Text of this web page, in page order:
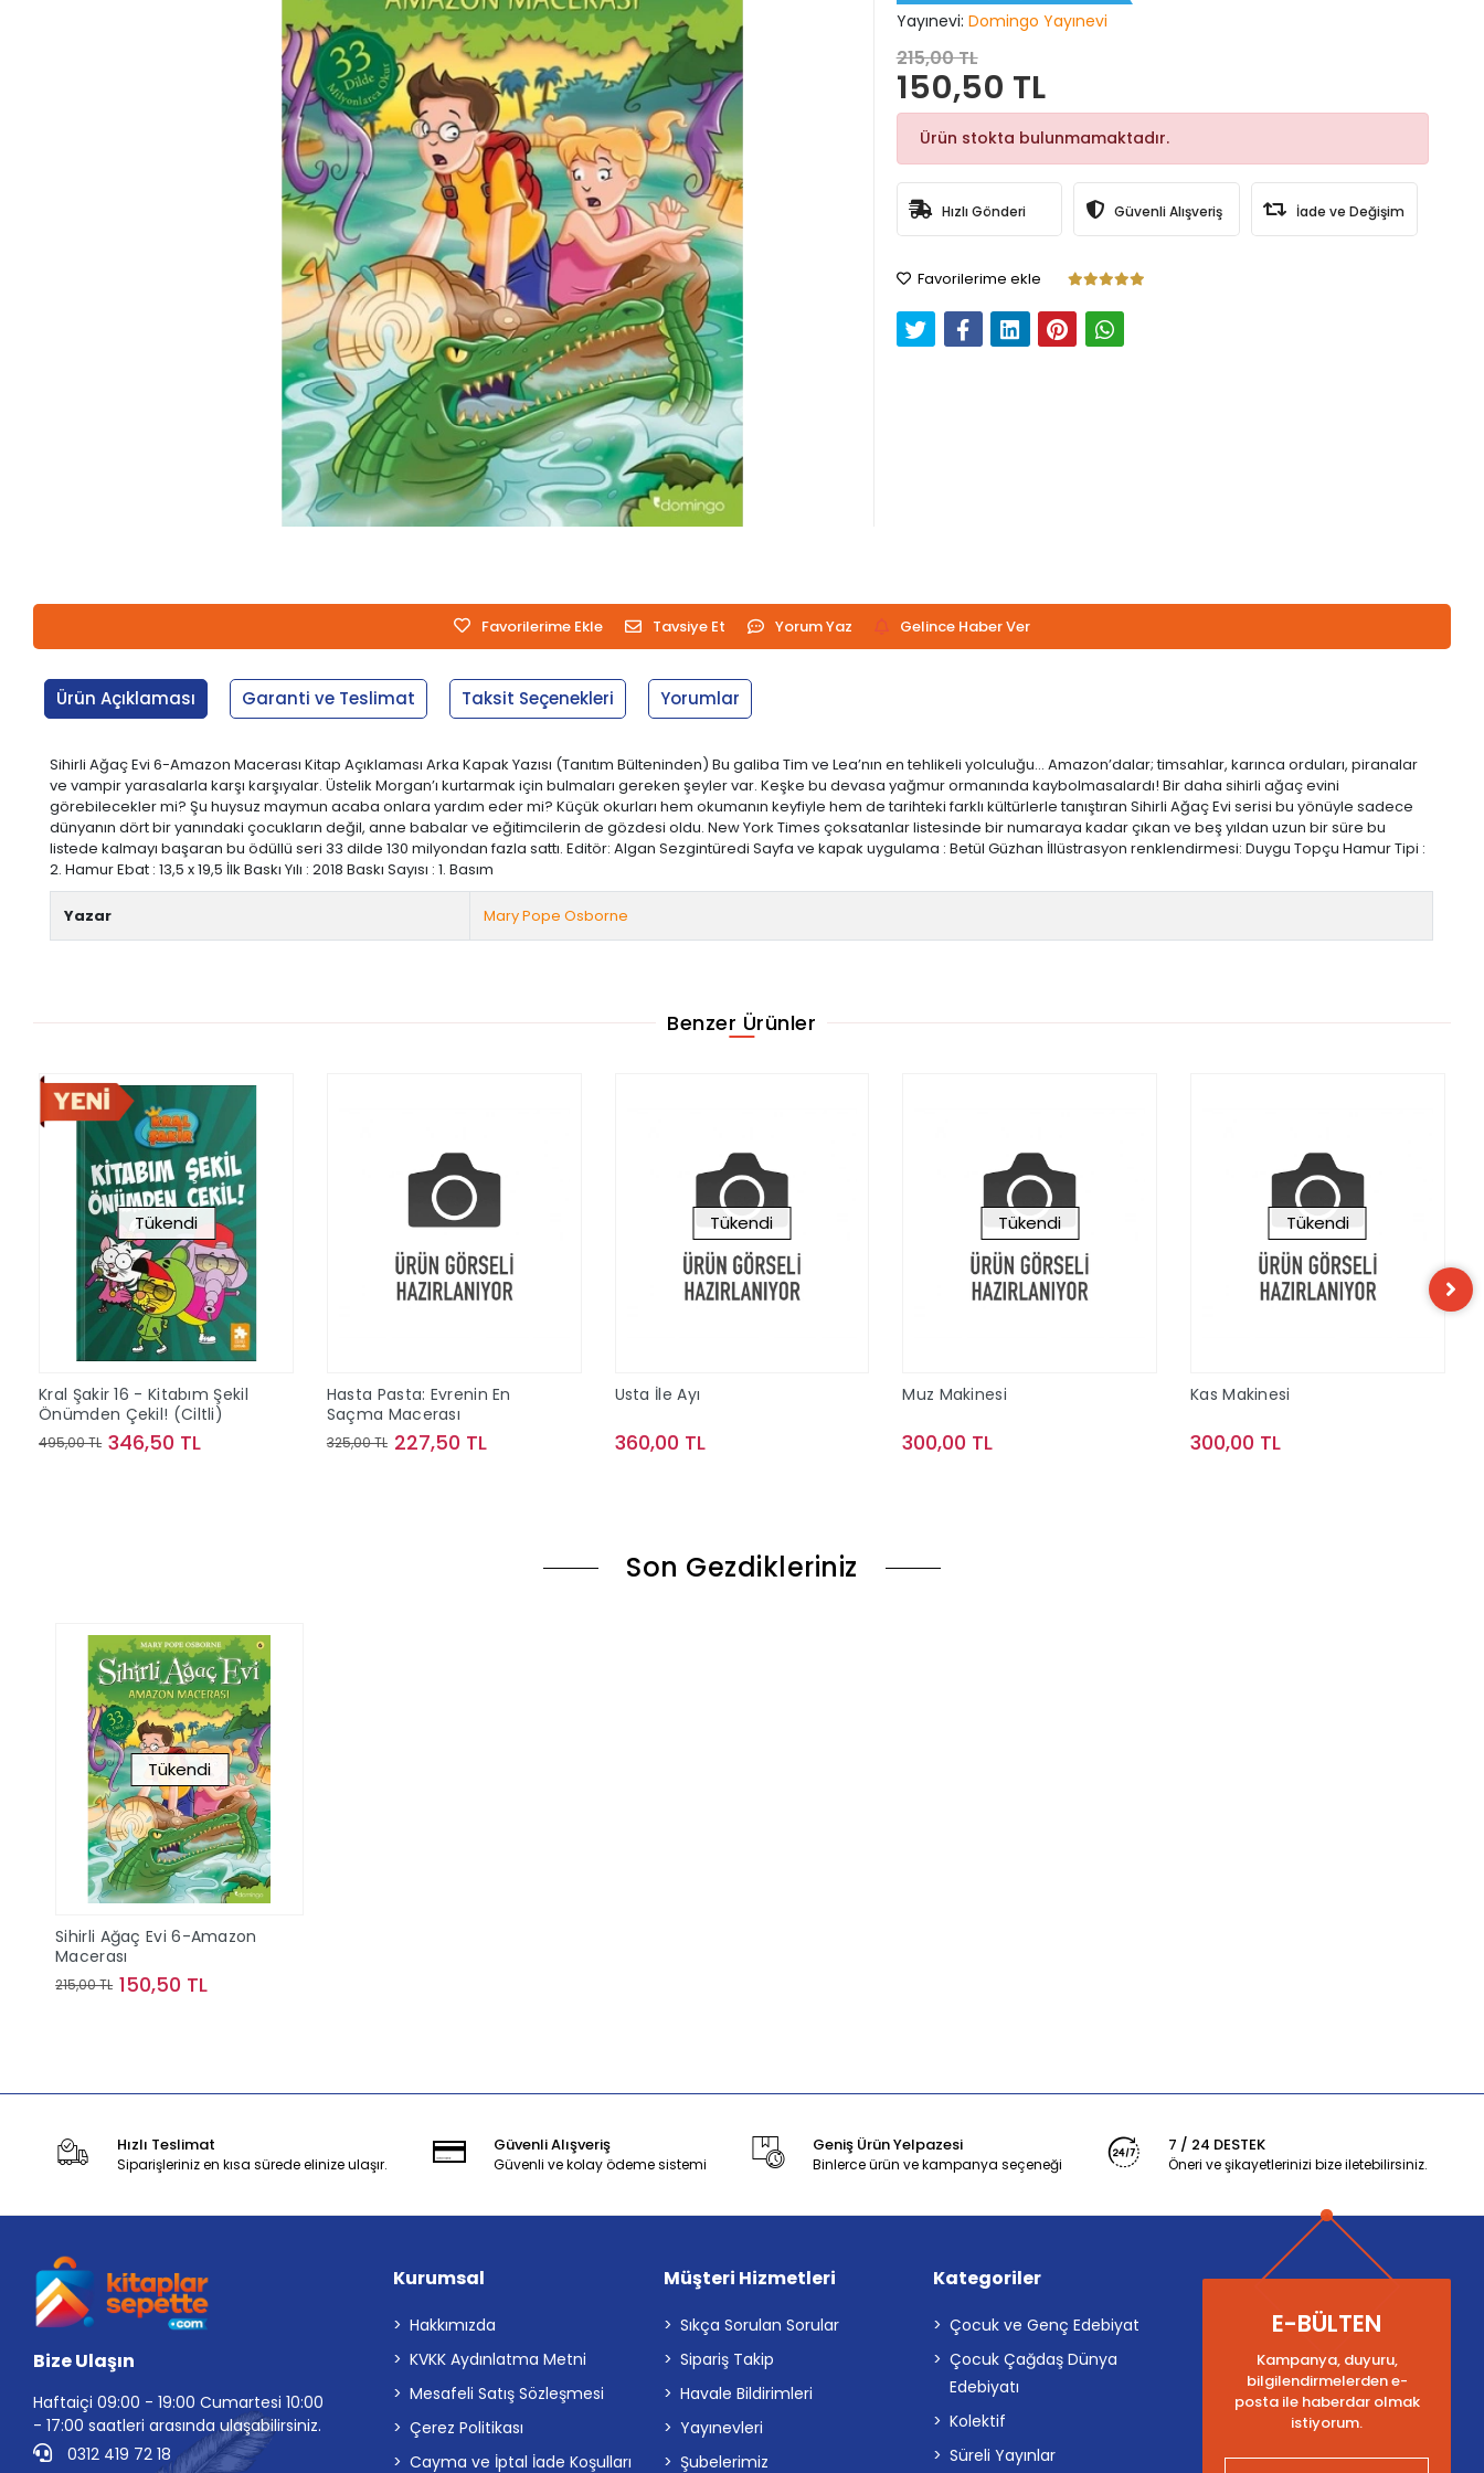
Yayınevi: Domingo Yayınevi
215,00 TL
150,50 TL
Ürün stokta bulunmamaktadır.
Hızlı Gönderi Güvenli Alışveriş İade ve Değişim
Favorilerime ekle
Favorilerime Ekle Tavsiye Et Yorum Yaz Gelince Haber Ver
Ürün Açıklaması Garanti ve Teslimat Taksit Seçenekleri Yorumlar
Sihirli Ağaç Evi 6-Amazon Macerası Kitap Açıklaması Arka Kapak Yazısı (Tanıtım Bülteninden) Bu galiba Tim ve Lea’nın en tehlikeli yolculuğu… Amazon’dalar; timsahlar, karınca orduları, piranalar
ve vampir yarasalarla karşı karşıyalar. Üstelik Morgan’ı kurtarmak için bulmaları gereken şeyler var. Keşke bu devasa yağmur ormanında kaybolmasalardı! Bir daha sihirli ağaç evini
görebilecekler mi? Şu huysuz maymun acaba onlara yardım eder mi? Küçük okurları hem okumanın keyfiyle hem de tarihteki farklı kültürlerle tanıştıran Sihirli Ağaç Evi serisi bu yönüyle sadece
dünyanın dört bir yanındaki çocukların değil, anne babalar ve eğitimcilerin de gözdesi oldu. New York Times çoksatanlar listesinde bir numaraya kadar çıkan ve beş yıldan uzun bir süre bu
listede kalmayı başaran bu ödüllü seri 33 dilde 130 milyondan fazla sattı. Editör: Algan Sezgintüredi Sayfa ve kapak uygulama : Betül Güzhan İllüstrasyon renklendirmesi: Duygu Topçu Hamur Tipi :
2. Hamur Ebat : 13,5 x 19,5 İlk Baskı Yılı : 2018 Baskı Sayısı : 1. Basım
Yazar Mary Pope Osborne
Benzer Ürünler
Tükendi
Kral Şakir 16 - Kitabım Şekil
Önümden Çekil! (Ciltli)
495,00 TL 346,50 TL
Hasta Pasta: Evrenin En
Saçma Macerası
325,00 TL 227,50 TL
Tükendi
Usta İle Ayı
360,00 TL
Tükendi
Muz Makinesi
300,00 TL
Tükendi
Kas Makinesi
300,00 TL
Son Gezdikleriniz
Tükendi
Sihirli Ağaç Evi 6-Amazon
Macerası
215,00 TL 150,50 TL
Hızlı Teslimat
Siparişleriniz en kısa sürede elinize ulaşır.
Güvenli Alışveriş
Güvenli ve kolay ödeme sistemi
Geniş Ürün Yelpazesi
Binlerce ürün ve kampanya seçeneği
7 / 24 DESTEK
Öneri ve şikayetlerinizi bize iletebilirsiniz.
Bize Ulaşın
Haftaiçi 09:00 - 19:00 Cumartesi 10:00
- 17:00 saatleri arasında ulaşabilirsiniz.
0312 419 72 18
Kurumsal
Hakkımızda
KVKK Aydınlatma Metni
Mesafeli Satış Sözleşmesi
Çerez Politikası
Cayma ve İptal İade Koşulları
Müşteri Hizmetleri
Sıkça Sorulan Sorular
Sipariş Takip
Havale Bildirimleri
Yayınevleri
Şubelerimiz
Kategoriler
Çocuk ve Genç Edebiyat
Çocuk Çağdaş Dünya
Edebiyatı
Kolektif
Süreli Yayınlar
E-BÜLTEN
Kampanya, duyuru,
bilgilendirmelerden e-
posta ile haberdar olmak
istiyorum.